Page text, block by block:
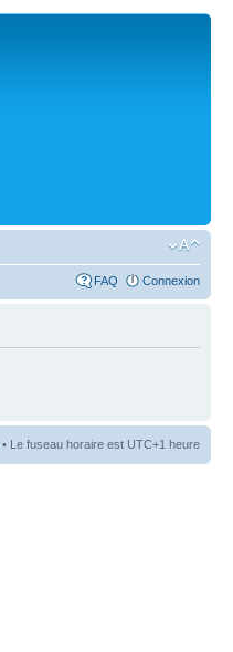
FAQ Connexion
• Le fuseau horaire est UTC+1 heure